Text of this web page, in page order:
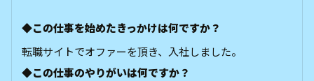
◆この仕事を始めたきっかけは何ですか？
転職サイトでオファーを頂き、入社しました。
◆この仕事のやりがいは何ですか？